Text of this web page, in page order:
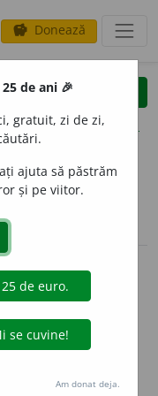
savings Donează
clear
opțiuni
declinări
de
definiții.
pagina de
de ani 🎉
gratuit, zi de zi,
ajuta să păstrăm
și pe viitor.
Am donat deja.